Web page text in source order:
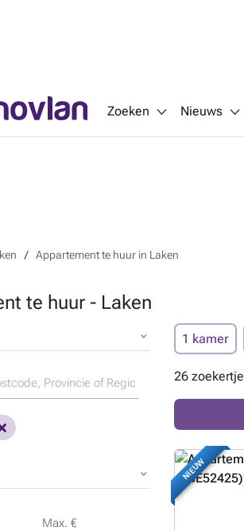
Zoeken Nieuws
Appartement te huur in Laken
te huur - Laken
Max. €
1 kamer
26
NIEUW